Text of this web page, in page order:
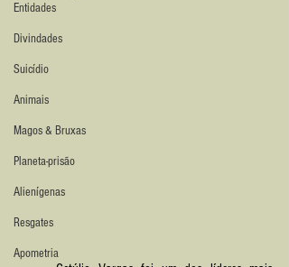
Entidades
Divindades
Suicídio
Animais
Magos & Bruxas
Planeta-prisão
Alienígenas
Resgates
Apometria